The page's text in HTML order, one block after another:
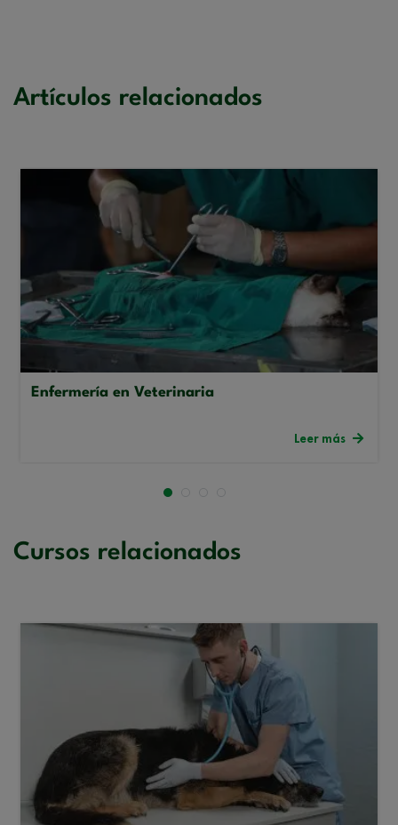
Artículos relacionados
Enfermería en Veterinaria
Leer más
Cursos relacionados